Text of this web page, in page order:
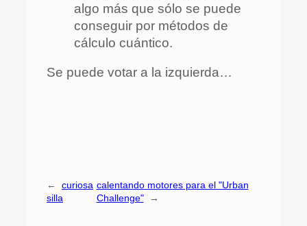
algo más que sólo se puede
conseguir por métodos de
cálculo cuántico.
Se puede votar a la izquierda…
←
curiosa
silla
calentando motores para el "Urban
Challenge"
→